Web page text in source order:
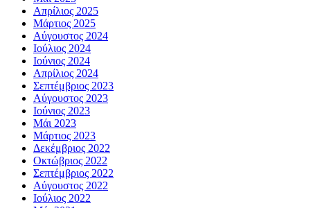
Απρίλιος 2025
Μάρτιος 2025
Αύγουστος 2024
Ιούλιος 2024
Ιούνιος 2024
Απρίλιος 2024
Σεπτέμβριος 2023
Αύγουστος 2023
Ιούνιος 2023
Μάι 2023
Μάρτιος 2023
Δεκέμβριος 2022
Οκτώβριος 2022
Σεπτέμβριος 2022
Αύγουστος 2022
Ιούλιος 2022